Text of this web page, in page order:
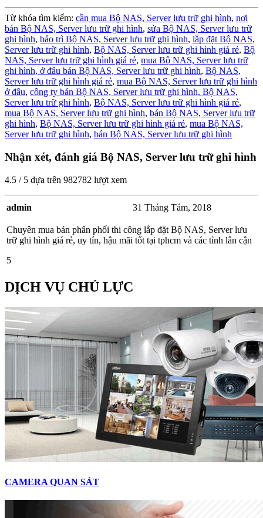
Từ khóa tìm kiếm: cần mua Bộ NAS, Server lưu trữ ghi hình, nơi
bán Bộ NAS, Server lưu trữ ghi hình, sửa Bộ NAS, Server lưu trữ
ghi hình, bảo trì Bộ NAS, Server lưu trữ ghi hình, lắp đặt Bộ NAS,
Server lưu trữ ghi hình, Bộ NAS, Server lưu trữ ghi hình giá rẻ, Bộ
NAS, Server lưu trữ ghi hình giá rẻ, mua Bộ NAS, Server lưu trữ
ghi hình, ở đâu bán Bộ NAS, Server lưu trữ ghi hình, Bộ NAS,
Server lưu trữ ghi hình giá rẻ, mua Bộ NAS, Server lưu trữ ghi hình
ở đâu, công ty bán Bộ NAS, Server lưu trữ ghi hình, Bộ NAS,
Server lưu trữ ghi hình, Bộ NAS, Server lưu trữ ghi hình giá rẻ,
mua Bộ NAS, Server lưu trữ ghi hình, bán Bộ NAS, Server lưu trữ
ghi hình, Bộ NAS, Server lưu trữ ghi hình giá rẻ, mua Bộ NAS,
Server lưu trữ ghi hình, bán Bộ NAS, Server lưu trữ ghi hình
Nhận xét, đánh giá Bộ NAS, Server lưu trữ ghi hình
4.5 / 5 dựa trên 982782 lượt xem
admin 31 Tháng Tám, 2018
Chuyên mua bán phân phối thi công lắp đặt Bộ NAS, Server lưu
trữ ghi hình giá rẻ, uy tín, hậu mãi tốt tại tphcm và các tỉnh lân cận
5
DỊCH VỤ CHỦ LỰC
CAMERA QUAN SÁT